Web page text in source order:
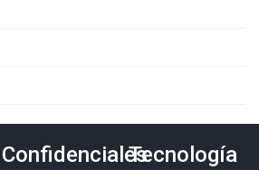
ConfidencialesTecnología